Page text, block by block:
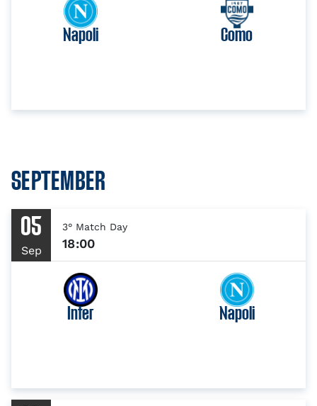
Napoli Como
SEPTEMBER
05
Sep
3° Match Day
18:00
Inter Napoli